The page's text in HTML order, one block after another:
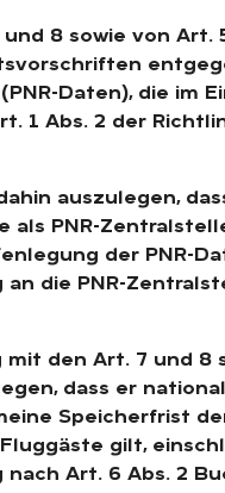
8 sowie von Art.
Daten), die im
1 Abs. 2 der
auszulegen,
als PNR-
der PNR-
die PNR-
mit den Art. 7 und 8
dass er
Speicherfrist
gilt,
Art. 6 Abs. 2